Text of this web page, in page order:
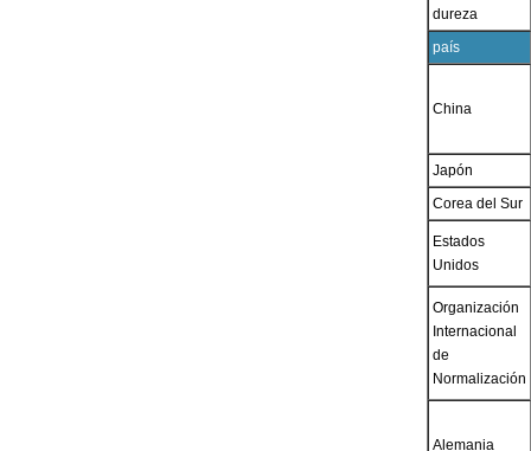
dureza
país
China
Japón
Corea del Sur
Estados
Unidos
Organización
Internacional
de
Normalización
Alemania